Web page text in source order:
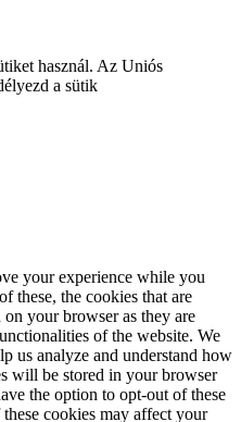
használ. Az Uniós
a sütik
your experience while you
these, the cookies that are
on your browser as they are
of the website. We
us analyze and understand how
will be stored in your browser
the option to opt-out of these
cookies may affect your